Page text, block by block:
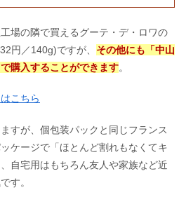
場の隣で買えるグーテ・デ・ロワの
円／140g)ですが、 その他にも「中山
購入することができます。
こちら
すが、個包装パックと同じフランス
ケージで「ほとんど割れもなくてキ
自宅用はもちろん友人や家族など近
す。